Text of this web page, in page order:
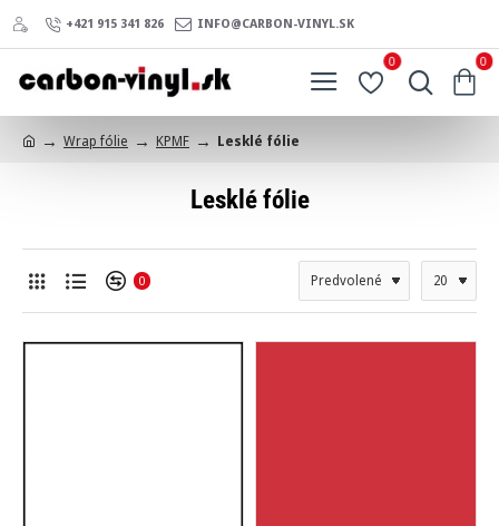
+421 915 341 826 INFO@CARBON-VINYL.SK
0 0
Wrap fólie KPMF Lesklé fólie
Lesklé fólie
0